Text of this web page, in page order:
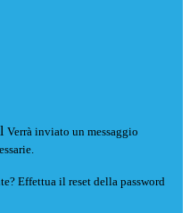
Verrà inviato un messaggio
Effettua il reset della password